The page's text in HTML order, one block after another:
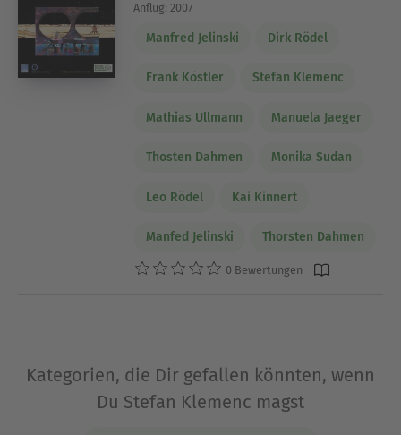
Anflug: 2007
Manfred Jelinski Dirk Rödel
Frank Köstler Stefan Klemenc
Mathias Ullmann Manuela Jaeger
Thosten Dahmen Monika Sudan
Leo Rödel Kai Kinnert
Manfed Jelinski Thorsten Dahmen
0 Bewertungen
Kategorien, die Dir gefallen könnten, wenn
Du Stefan Klemenc magst